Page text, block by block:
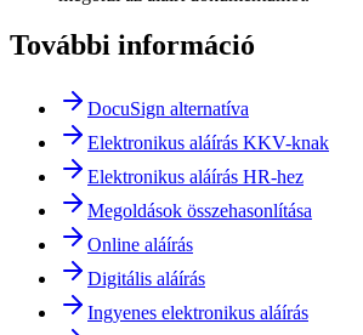
További információ
DocuSign alternatíva
Elektronikus aláírás KKV-knak
Elektronikus aláírás HR-hez
Megoldások összehasonlítása
Online aláírás
Digitális aláírás
Ingyenes elektronikus aláírás